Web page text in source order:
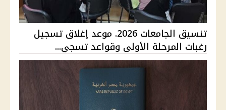
تنسيق الجامعات 2026. موعد إغلاق تسجيل
رغبات المرحلة الأولى وقواعد تسجي...